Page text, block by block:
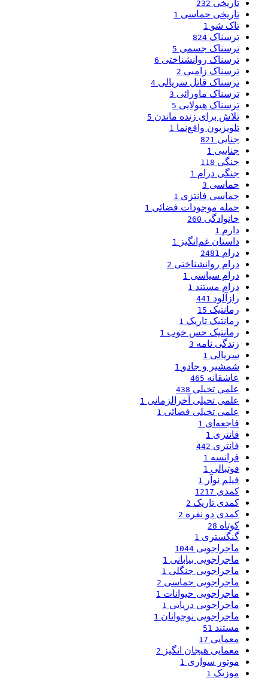
تاریخی 232
تاریخی حماسی 1
تاک شو 1
ترسناک 824
ترسناک جسمی 5
ترسناک روانشناختی 6
ترسناک زامبی 2
ترسناک قاتل سریالی 4
ترسناک ماورائی 3
ترسناک هیولایی 5
تلاش برای زنده ماندن 5
تلویزیون واقع‌نما 1
جنایی 821
جناییی 1
جنگی 118
جنگی درام 1
حماسی 3
حماسی فانتزی 1
حمله موجودات فضائی 1
خانوادگی 260
دارم 1
داستان غم‌انگیز 1
درام 2481
درام روانشناختی 2
درام سیاسی 1
درام مستند 1
رازآلود 441
رمانتیک 15
رمانتیک تاریک 1
رمانتیک حس خوب 1
زندگی نامه 3
سریالی 1
شمشیر و جادو 1
عاشقانه 465
علمی تخیلی 438
علمی تخیلی آخرالزمانی 1
علمی تخیلی فضائی 1
فاجعه‌ای 1
فانتری 1
فانتزی 442
فرانسه 1
فوتبالی 1
فیلم نوآر 1
کمدی 1217
کمدی تاریک 2
کمدی دو نفره 2
کوتاه 28
گنگستری 1
ماجراجویی 1044
ماجراجویی بیابانی 1
ماجراجویی جنگلی 1
ماجراجویی حماسی 2
ماجراجویی حیوانات 1
ماجراجویی دریایی 1
ماجراجویی نوجوانان 1
مستند 51
معمایی 17
معمایی هیجان انگیز 2
موتور سواری 1
موزیک 1